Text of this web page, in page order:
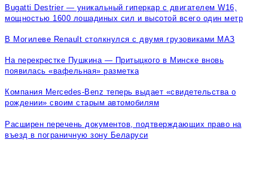
Bugatti Destrier — уникальный гиперкар с двигателем W16,
мощностью 1600 лошадиных сил и высотой всего один метр
В Могилеве Renault столкнулся с двумя грузовиками МАЗ
На перекрестке Пушкина — Притыцкого в Минске вновь
появилась «вафельная» разметка
Компания Mercedes-Benz теперь выдает «свидетельства о
рождении» своим старым автомобилям
Расширен перечень документов, подтверждающих право на
въезд в пограничную зону Беларуси